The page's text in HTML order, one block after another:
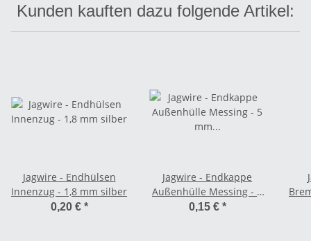
Kunden kauften dazu folgende Artikel:
Jagwire - Endhülsen
Innenzug - 1,8 mm silber
0,20 € *
Jagwire - Endkappe
Außenhülle Messing - 5
mm silber
0,15 € *